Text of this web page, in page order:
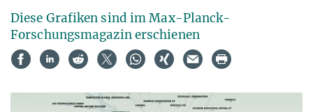
Diese Grafiken sind im Max-Planck-
Forschungsmagazin erschienen